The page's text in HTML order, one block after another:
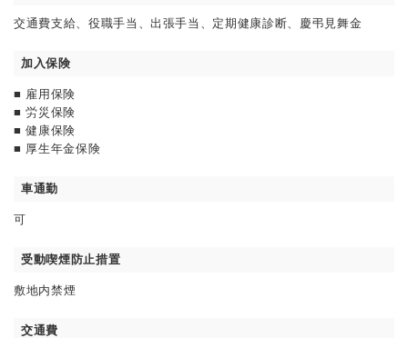
交通費支給、役職手当、出張手当、定期健康診断、慶弔見舞金
加入保険
■ 雇用保険
■ 労災保険
■ 健康保険
■ 厚生年金保険
車通勤
可
受動喫煙防止措置
敷地内禁煙
交通費